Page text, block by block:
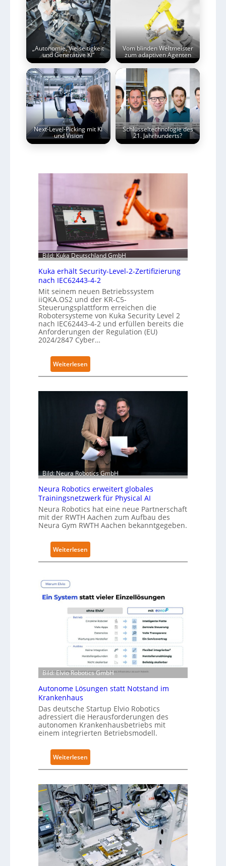
„Autonomie, Vielseitigkeit
und Generative KI“
Vom blinden Weltmeister
zum adaptiven Agenten
Next-Level-Picking mit KI
und Vision
Schlüsseltechnologie des
21. Jahrhunderts?
Bild: Kuka Deutschland GmbH
Kuka erhält Security-Level-2-Zertifizierung
nach IEC62443-4-2
Mit seinem neuen Betriebssystem
iiQKA.OS2 und der KR-C5-
Steuerungsplattform erreichen die
Robotersysteme von Kuka Security Level 2
nach IEC62443-4-2 und erfüllen bereits die
Anforderungen der Regulation (EU)
2024/2847 Cyber…
Weiterlesen:
K
e
r
h
ä
l
t
S
e
c
u
r
t
y
-
v
e
l
2
-
Z
e
t
f
i
z
e
r
n
g
n
a
c
h
I
E
Bild: Neura Robotics GmbH
Neura Robotics erweitert globales
Trainingsnetzwerk für Physical AI
Neura Robotics hat eine neue Partnerschaft
mit der RWTH Aachen zum Aufbau des
Neura Gym RWTH Aachen bekanntgegeben.
Weiterlesen:
N
a
R
o
o
t
i
c
s
r
w
e
t
e
r
t
g
l
o
b
l
e
Bild: Elvio Robotics GmbH
Autonome Lösungen statt Notstand im
Krankenhaus
Das deutsche Startup Elvio Robotics
adressiert die Herausforderungen des
autonomen Krankenhausbetriebs mit
einem integrierten Betriebsmodell.
Weiterlesen:
A
t
o
n
o
m
e
L
ö